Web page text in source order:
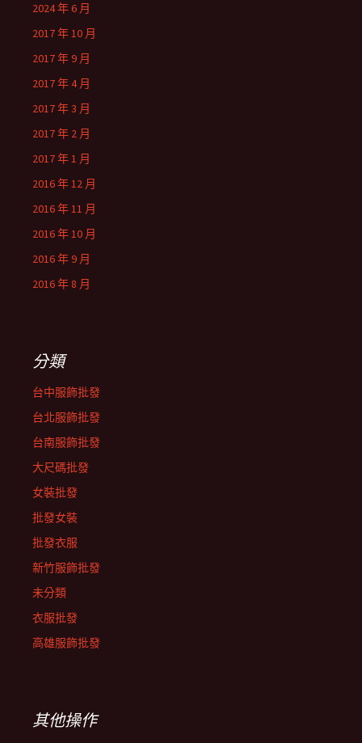
2024 年 6 月
2017 年 10 月
2017 年 9 月
2017 年 4 月
2017 年 3 月
2017 年 2 月
2017 年 1 月
2016 年 12 月
2016 年 11 月
2016 年 10 月
2016 年 9 月
2016 年 8 月
分類
台中服飾批發
台北服飾批發
台南服飾批發
大尺碼批發
女裝批發
批發女裝
批發衣服
新竹服飾批發
未分類
衣服批發
高雄服飾批發
其他操作